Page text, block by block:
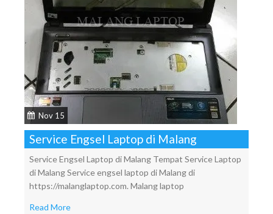
Nov 15
Service Engsel Laptop di Malang
Service Engsel Laptop di Malang Tempat Service Laptop
di Malang Service engsel laptop di Malang di
https://malanglaptop.com. Malang laptop
Read More